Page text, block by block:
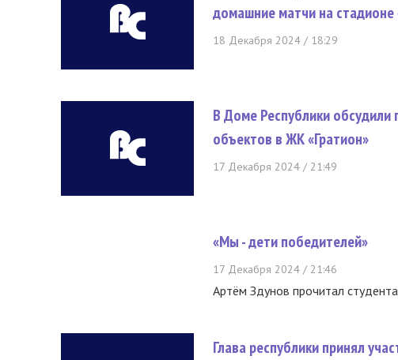
домашние матчи на
18 Декабря 2024 / 18:29
В Доме Республики обсудили
объектов в ЖК «Гратион»
17 Декабря 2024 / 21:49
«Мы - дети победителей»
17 Декабря 2024 / 21:46
Артём Здунов прочитал
Глава республики принял